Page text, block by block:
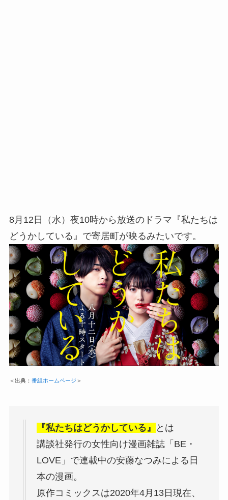
8月12日（水）夜10時から放送のドラマ『私たちは
どうかしている』で寄居町が映るみたいです。
＜出典： 番組ホームページ ＞
『私たちはどうかしている』
とは
講談社発行の女性向け漫画雑誌「BE・
LOVE」で連載中の安藤なつみによる日
本の漫画。
原作コミックスは2020年4月13日現在、